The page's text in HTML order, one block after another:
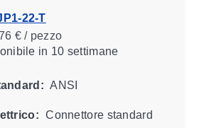
22-T
€ / pezzo
in 10 settimane
ANSI
Connettore standard